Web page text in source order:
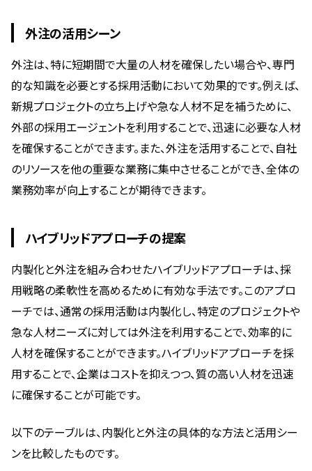
外注の活用シーン
外注は、特に短期間で大量の人材を確保したい場合や、専門
的な知識を必要とする採用活動において効果的です。例えば、
新規プロジェクトの立ち上げや急な人材不足を補うために、
外部の採用エージェントを利用することで、迅速に必要な人材
を確保することができます。また、外注を活用することで、自社
のリソースを他の重要な業務に集中させることができ、全体の
業務効率が向上することが期待できます。
ハイブリッドアプローチの提案
内製化と外注を組み合わせたハイブリッドアプローチは、採
用戦略の柔軟性を高めるために有効な手法です。このアプロ
ーチでは、通常の採用活動は内製化し、特定のプロジェクトや
急な人材ニーズに対しては外注を利用することで、効率的に
人材を確保することができます。ハイブリッドアプローチを採
用することで、企業はコストを抑えつつ、質の高い人材を迅速
に確保することが可能です。
以下のテーブルは、内製化と外注の具体的な方法と活用シー
ンを比較したものです。